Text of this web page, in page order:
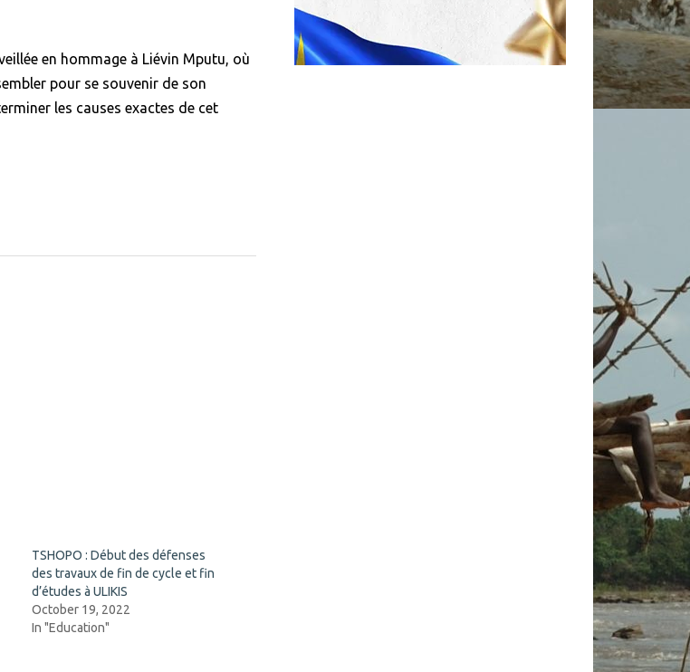
en hommage à Liévin Mputu, où
pour se souvenir de son
les causes exactes de cet
TSHOPO : Début des défenses
des travaux de fin de cycle et fin
d’études à ULIKIS
October 19, 2022
In "Education"